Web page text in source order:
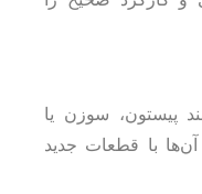
پیستون، سوزن یا
با قطعات جدید